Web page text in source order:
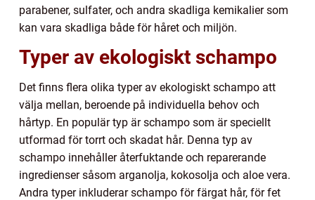
parabener, sulfater, och andra skadliga kemikalier som
kan vara skadliga både för håret och miljön.
Typer av ekologiskt schampo
Det finns flera olika typer av ekologiskt schampo att
välja mellan, beroende på individuella behov och
hårtyp. En populär typ är schampo som är speciellt
utformad för torrt och skadat hår. Denna typ av
schampo innehåller återfuktande och reparerande
ingredienser såsom arganolja, kokosolja och aloe vera.
Andra typer inkluderar schampo för färgat hår, för fet